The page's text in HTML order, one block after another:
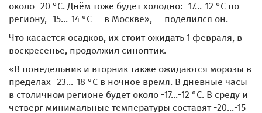
около -20 °С. Днём тоже будет холодно: -17...-12 °С по
региону, -15...-14 °С — в Москве», — поделился он.
Что касается осадков, их стоит ожидать 1 февраля, в
воскресенье, продолжил синоптик.
«В понедельник и вторник также ожидаются морозы в
пределах -23...-18 °С в ночное время. В дневные часы
в столичном регионе будет около -17...-12 °С. В среду и
четверг минимальные температуры составят -20...-15